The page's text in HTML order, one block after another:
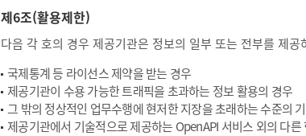
제6조(활용제한)
다음 각 호의 경우 제공기관은 정보의 일부 또는 전부를 제공
국제통계 등 라이선스 제약을 받는 경우
제공기관이 수용 가능한 트래픽을 초과하는 정보 활용의 경우
그 밖의 정상적인 업무수행에 현저한 지장을 초래하는 수준의
제공기관에서 기술적으로 제공하는 OpenAPI 서비스 외의 다